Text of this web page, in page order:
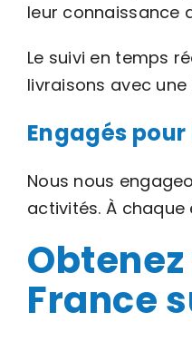
leur connaissance
Le suivi en temps
livraisons avec
Engagés
Nous nous
activités. À
France